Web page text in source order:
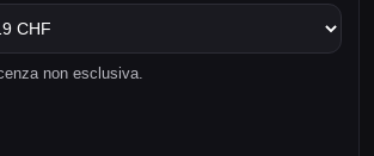
non esclusiva.